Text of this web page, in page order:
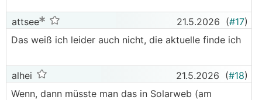
Stromabschaltung. (Gestern war's am Vormittag,
heute kurz am Nachmittag)
attsee 21.5.2026 (#17)
Das weiß ich leider auch nicht, die aktuelle finde ich
alhei 21.5.2026 (#18)
Wenn, dann müsste man das in Solarweb (am